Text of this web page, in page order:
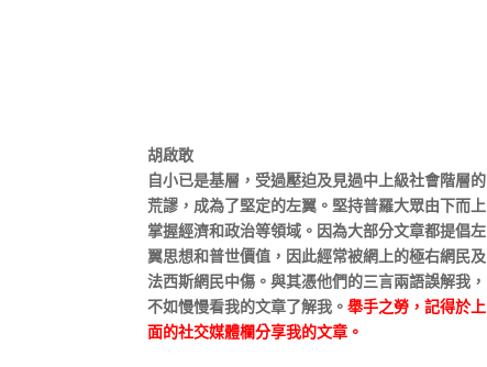
胡啟敢
自小已是基層，受過壓迫及見過中上級社會階層的
荒謬，成為了堅定的左翼。堅持普羅大眾由下而上
掌握經濟和政治等領域。因為大部分文章都提倡左
翼思想和普世價值，因此經常被網上的極右網民及
法西斯網民中傷。與其憑他們的三言兩語誤解我，
不如慢慢看我的文章了解我。舉手之勞，記得於上
面的社交媒體欄分享我的文章。